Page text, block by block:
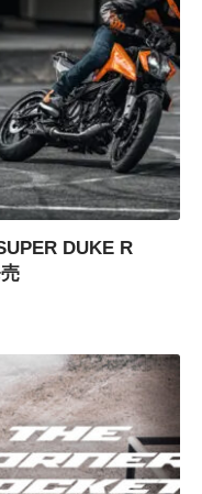
DUKE R